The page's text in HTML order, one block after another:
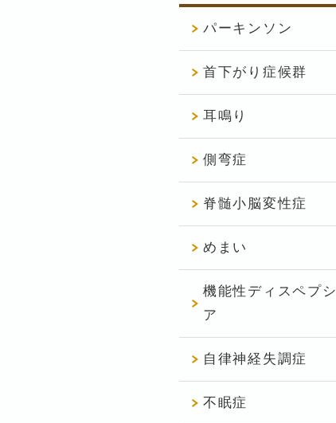
パーキンソン
首下がり症候群
耳鳴り
側弯症
脊髄小脳変性症
めまい
機能性ディスペプシ
ア
自律神経失調症
不眠症